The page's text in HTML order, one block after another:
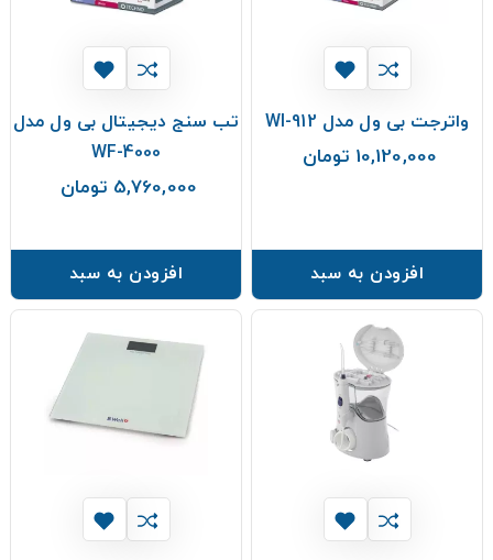
واترجت بی ول مدل WI-912
10,120,000 تومان
افزودن به سبد
تب سنج دیجیتال بی ول مدل
WF-4000
5,760,000 تومان
افزودن به سبد